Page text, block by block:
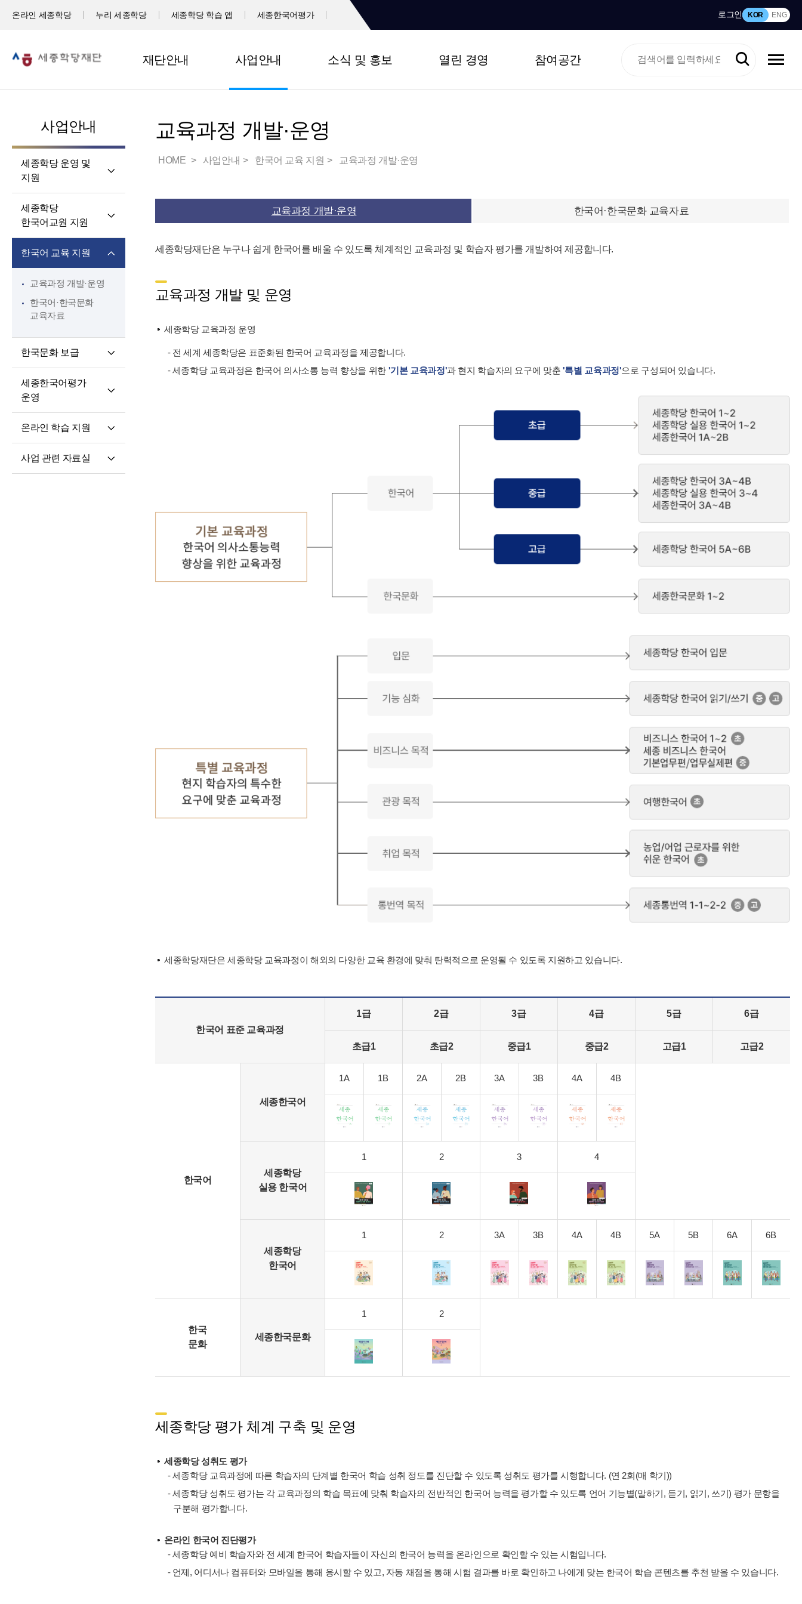
온라인 세종학당 누리 세종학당 세종학당 학습 앱 세종한국어평가 로그인 KOR ENG
재단안내 사업안내 소식 및 홍보 열린 경영 참여공간
사업안내
세종학당 운영 및
지원
세종학당 신규 지정
세종학당 운영 지원
세종학당
한국어교원 지원
한국어교원의 직무와
핵심 역량
교원 전문성 강화
파견교원 지원
한국어 교육 지원
교육과정 개발·운영
한국어·한국문화
교육자료
한국문화 보급
말하기 쓰기 대회
세종학당 문화인턴
세종한국어평가
운영
온라인 학습 지원
사업 관련 자료실
교육과정 개발·운영
HOME 사업안내 한국어 교육 지원 교육과정 개발·운영
교육과정 개발·운영 한국어·한국문화 교육자료
세종학당재단은 누구나 쉽게 한국어를 배울 수 있도록 체계적인 교육과정 및 학습자 평가를 개발하여 제공합니다.
교육과정 개발 및 운영
세종학당 교육과정 운영
- 전 세계 세종학당은 표준화된 한국어 교육과정을 제공합니다.
- 세종학당 교육과정은 한국어 의사소통 능력 향상을 위한 '기본 교육과정'과 현지 학습자의 요구에 맞춘 '특별 교육과정'으로 구성되어 있습니다.
세종학당재단은 세종학당 교육과정이 해외의 다양한 교육 환경에 맞춰 탄력적으로 운영될 수 있도록 지원하고 있습니다.
한국어 표준 교육과정
1급 2급 3급 4급 5급 6급
초급1 초급2 중급1 중급2 고급1 고급2
한국어
세종한국어
1A 1B 2A 2B 3A 3B 4A 4B
세종학당
실용 한국어
1 2 3 4
세종학당
한국어
1 2 3A 3B 4A 4B 5A 5B 6A 6B
한국
문화
세종한국문화
1 2
세종학당 평가 체계 구축 및 운영
세종학당 성취도 평가
- 세종학당 교육과정에 따른 학습자의 단계별 한국어 학습 성취 정도를 진단할 수 있도록 성취도 평가를 시행합니다. (연 2회(매 학기))
- 세종학당 성취도 평가는 각 교육과정의 학습 목표에 맞춰 학습자의 전반적인 한국어 능력을 평가할 수 있도록 언어 기능별(말하기, 듣기, 읽기, 쓰기) 평가 문항을
구분해 평가합니다.
온라인 한국어 진단평가
- 세종학당 예비 학습자와 전 세계 한국어 학습자들이 자신의 한국어 능력을 온라인으로 확인할 수 있는 시험입니다.
- 언제, 어디서나 컴퓨터와 모바일을 통해 응시할 수 있고, 자동 채점을 통해 시험 결과를 바로 확인하고 나에게 맞는 한국어 학습 콘텐츠를 추천 받을 수 있습니다.